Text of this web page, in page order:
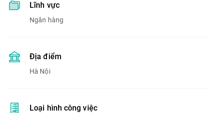
Lĩnh vực
Ngân hàng
Địa điểm
Hà Nội
Loại hình công việc